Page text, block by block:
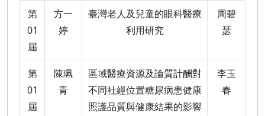
第
01
屆
方一
婷
臺灣老人及兒童的眼科醫療
利用研究
周碧
瑟
第
01
屆
陳珮
青
區域醫療資源及論質計酬對
不同社經位置糖尿病患健康
照護品質與健康結果的影響
李玉
春